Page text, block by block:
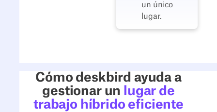
un único
lugar.
Cómo deskbird ayuda a
gestionar un
lugar de
trabajo híbrido eficiente